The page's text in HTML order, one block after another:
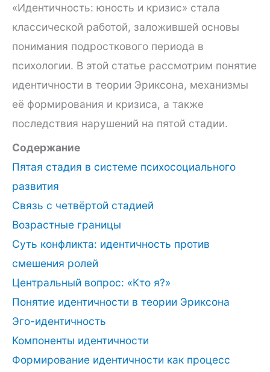
«Идентичность: юность и кризис» стала
классической работой, заложившей основы
понимания подросткового периода в
психологии. В этой статье рассмотрим понятие
идентичности в теории Эриксона, механизмы
её формирования и кризиса, а также
последствия нарушений на пятой стадии.
Содержание
Пятая стадия в системе психосоциального
развития
Связь с четвёртой стадией
Возрастные границы
Суть конфликта: идентичность против
смешения ролей
Центральный вопрос: «Кто я?»
Понятие идентичности в теории Эриксона
Эго-идентичность
Компоненты идентичности
Формирование идентичности как процесс